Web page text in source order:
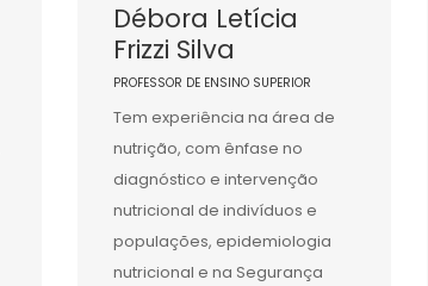
Débora Letícia
Frizzi Silva
PROFESSOR DE ENSINO SUPERIOR
Tem experiência na área de
nutrição, com ênfase no
diagnóstico e intervenção
nutricional de indivíduos e
populações, epidemiologia
nutricional e na Segurança